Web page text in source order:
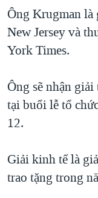
THỂ THAO
GIÁO DỤC
GROUND ZERO
CHI PHÍ CHIẾN
CÁC GIÁ TRỊ
TRỊNH VĨNH BÌNH
QUAN HỆ VIỆT MỸ
Ông Krugman là
New Jersey và
York Times.
Ông sẽ nhận
tại buổi lễ tổ
12.
Giải kinh tế là
trao tặng trong